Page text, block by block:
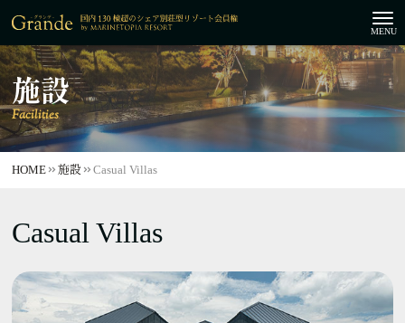
施設
Facilities
HOME 施設 Casual Villas
Casual Villas